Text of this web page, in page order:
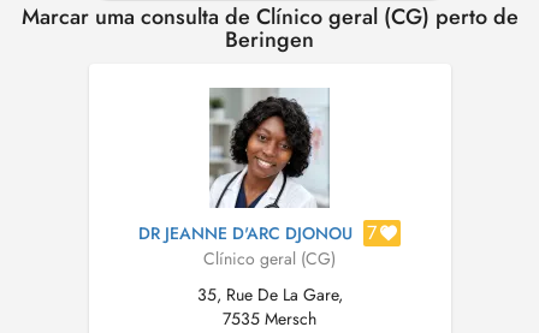
Marcar uma consulta de Clínico geral (CG) perto de
Beringen
DR JEANNE D'ARC DJONOU 7
Clínico geral (CG)
35, Rue De La Gare,
7535 Mersch